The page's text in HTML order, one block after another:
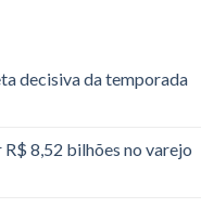
decisiva da temporada
8,52 bilhões no varejo